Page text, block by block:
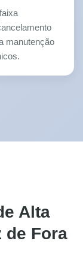
manutenção
Alta
de Fora